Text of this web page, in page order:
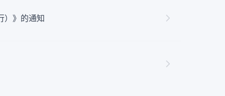
）》的通知